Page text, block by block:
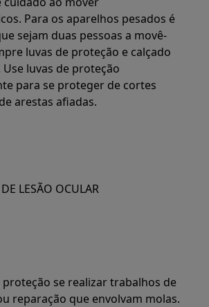
Para os aparelhos pesados é
sejam duas pessoas a movê-
luvas de proteção e calçado
luvas de proteção
para se proteger de cortes
arestas afiadas.
LESÃO OCULAR
proteção se realizar trabalhos de
reparação que envolvam molas.